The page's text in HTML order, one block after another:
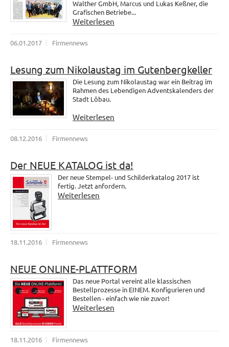
Walther GmbH, Marcus und Lukas Keßner, die
Grafischen Betriebe...
Weiterlesen
06.01.2017 Firmennews
Lesung zum Nikolaustag im Gutenbergkeller
Die Lesung zum Nikolaustag war ein Beitrag im
Rahmen des Lebendigen Adventskalenders der
Stadt Löbau.
Weiterlesen
08.12.2016 Firmennews
Der NEUE KATALOG ist da!
Der neue Stempel- und Schilderkatalog 2017 ist
fertig. Jetzt anfordern.
Weiterlesen
18.11.2016 Firmennews
NEUE ONLINE-PLATTFORM
Das neue Portal vereint alle klassischen
Bestellprozesse in EINEM. Konfigurieren und
Bestellen - einfach wie nie zuvor!
Weiterlesen
18.11.2016 Firmennews